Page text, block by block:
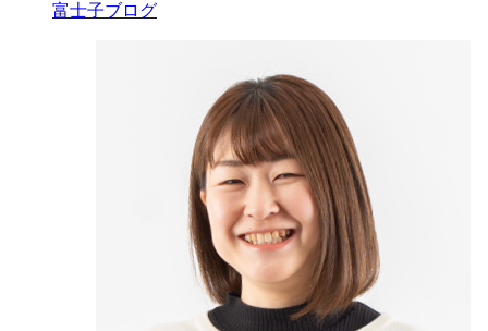
富士子ブログ